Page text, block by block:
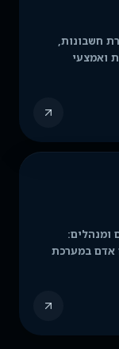
חשבונות,
ואמצעי
ומנהלים:
אדם במערכת